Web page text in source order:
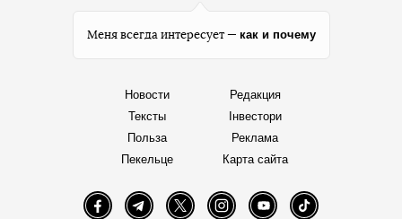
Меня всегда интересует — как и почему
Новости
Тексты
Польза
Пекельце
Редакция
Інвестори
Реклама
Карта сайта
FacebookTelegramTwitter InstagramYouTube TikTok